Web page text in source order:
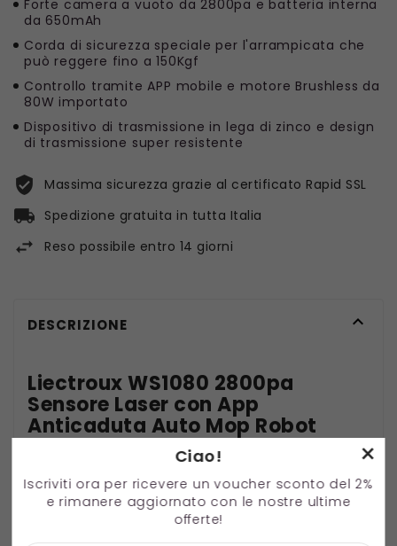
Forte camera a vuoto da 2800pa e batteria interna
da 650mAh
Corda di sicurezza speciale per l'arrampicata che
può reggere fino a 150Kgf
Controllo tramite APP mobile e motore Brushless da
80W importato
Dispositivo di trasmissione in lega di zinco e design
di trasmissione super resistente
Massima sicurezza grazie al certificato Rapid SSL
Spedizione gratuita in tutta Italia
Reso possibile entro 14 giorni
DESCRIZIONE 
Liectroux WS1080 2800pa
Sensore Laser con App
Anticaduta Auto Mop Robot
Aspirapolvere per Finestre ×
Ciao!
Iscriviti ora per ricevere un voucher sconto del 2%
e rimanere aggiornato con le nostre ultime
offerte!